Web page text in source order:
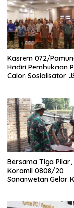
Kasrem 072/
Hadiri Pembukaan
Calon Sosialisator
Bersama Tiga Pilar,
Koramil 0808/20
Sananwetan Gelar